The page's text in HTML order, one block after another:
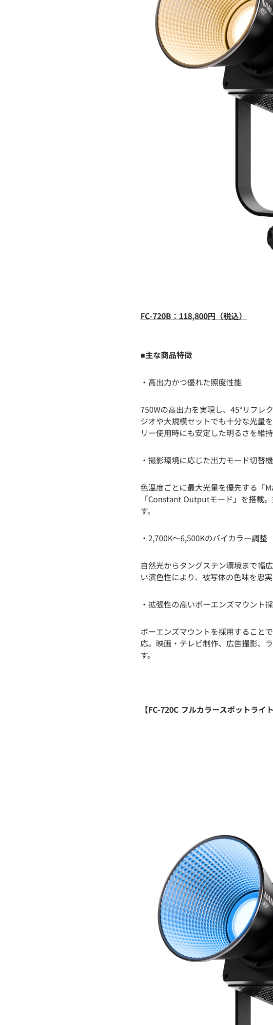
FC-720B：118,800円（税込）
■主な商品特徴
・高出力かつ優れた照度性能
750Wの高出力を実現し、45°リフレ
ジオや大規模セットでも十分な光量
リー使用時にも安定した明るさを維
・撮影環境に応じた出力モード切替
色温度ごとに最大光量を優先する「
「Constant Outputモード」を搭載
す。
・2,700K〜6,500Kのバイカラー調整
自然光からタングステン環境まで幅
い演色性により、被写体の色味を忠実
・拡張性の高いボーエンズマウント
ボーエンズマウントを採用すること
応。映画・テレビ制作、広告撮影、
す。
【FC-720C フルカラースポットライト